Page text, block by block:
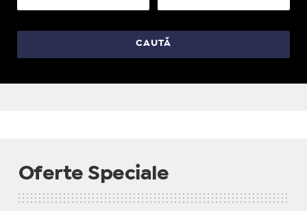
Oferte Speciale